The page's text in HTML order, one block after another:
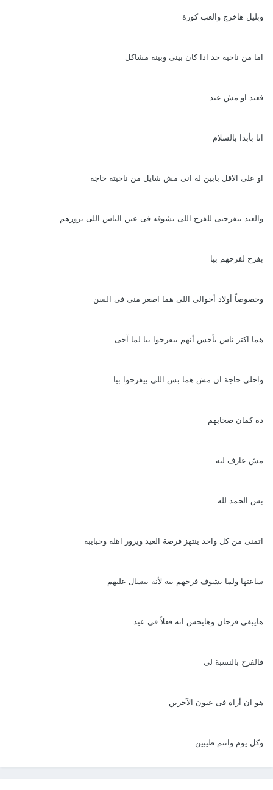
وبليل هاخرج والعب كورة
اما من ناحية حد اذا كان بينى وبينه مشاكل
فعيد او مش عيد
انا بأبدا بالسلام
او على الاقل بابين له انى مش شايل من ناحيته حاجة
والعيد بيفرحنى للفرح اللى بشوفه فى عين الناس اللى بزورهم
بفرح لفرحهم بيا
وخصوصاً أولاد أخوالى اللى هما اصغر منى فى السن
هما اكتر ناس بأحس أنهم بيفرحوا بيا لما آجى
واحلى حاجة ان مش هما بس اللى بيفرحوا بيا
ده كمان صحابهم
مش عارف ليه
بس الحمد لله
اتمنى من كل واحد ينتهز فرصة العيد ويزور اهله وحبايبه
ساعتها ولما يشوف فرحهم بيه لأنه بيسال عليهم
هايبقى فرحان وهايحس انه فعلاً فى عيد
فالفرح بالنسبة لى
هو ان أراه فى عيون الآخرين
وكل يوم وانتم طيبين